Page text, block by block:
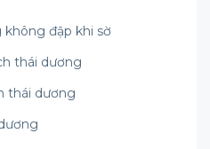
đập khi sờ
thái dương
thái dương